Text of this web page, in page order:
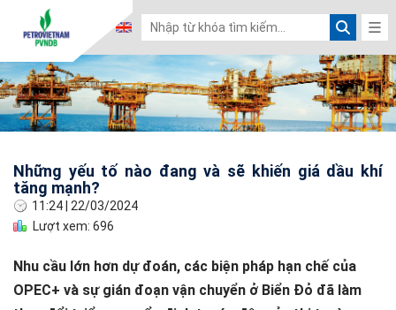
Những yếu tố nào đang và sẽ khiến giá dầu khí
tăng mạnh?
11:24| 22/03/2024
Lượt xem: 696
Nhu cầu lớn hơn dự đoán, các biện pháp hạn chế của
OPEC+ và sự gián đoạn vận chuyển ở Biển Đỏ đã làm